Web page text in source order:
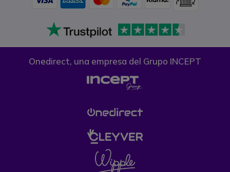
Onedirect, una empresa del Grupo INCEPT